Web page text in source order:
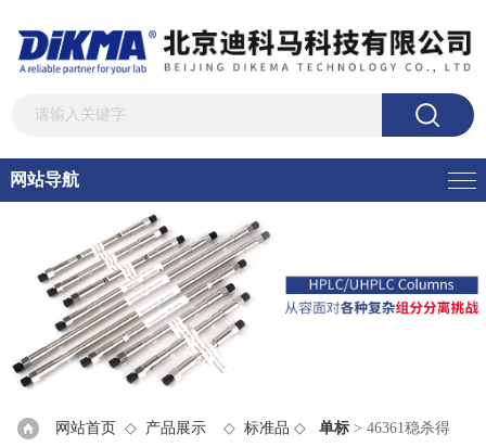
网站导航
网站首页 ◇ 产品展示 ◇标准品 ◇单标 > 46361稳杀得